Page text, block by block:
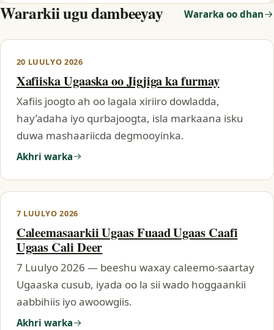
Wararkii ugu dambeeyay Wararka oo dhan
20 LUULYO 2026
Xafiiska Ugaaska oo Jigjiga ka furmay
Xafiis joogto ah oo lagala xiriiro dowladda,
hay’adaha iyo qurbajoogta, isla markaana isku
duwa mashaariicda degmooyinka.
Akhri warka
7 LUULYO 2026
Caleemasaarkii Ugaas Fuaad Ugaas Caafi
Ugaas Cali Deer
7 Luulyo 2026 — beeshu waxay caleemo-saartay
Ugaaska cusub, iyada oo la sii wado hoggaankii
aabbihiis iyo awoowgiis.
Akhri warka